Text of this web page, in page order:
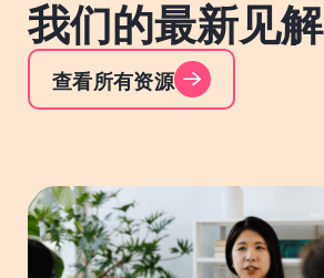
我们的最新见解
查看所有资源